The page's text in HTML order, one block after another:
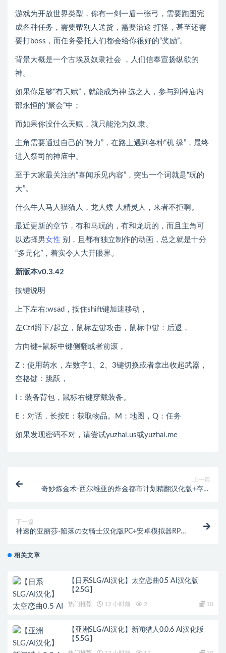
游戏为开放世界类型，你有一剑一盾一张弓，需要跑图完
成各种任务，需要帮别人送货，需要沿途 打怪，甚至还需
要打boss，而任务委托人们都会给你很好的“奖励”。
背景大概是一个古埃及奴隶社会 ，人们信奉宣扬纵欲的
神。
如果你足够“有天赋”，就能成为神 选之人，参与到神庙内
部永恒的“聚会”中；
而如果你没什么天赋，就只能沦为奴.隶。
主角需要通过自己的“努力”，在路上遇到各种“机 缘”，最终
进入祭司的神庙中。
至于大家最关注的“喜闻乐见内容”，突出一个词就是“玩的
大”。
什么牛人马人猫猫人，龙人矮 人精灵人，来者不拒啊。
最近更新的章节，有和马玩的，有和龙玩的，而且主角可
以选择男女性 别，且都有独立制作的动画，总之就是十分
“多元化”，着实令人大开眼界。
新版本v0.3.42
按键说明
上下左右:wsad，按住shift键加速移动，
左Ctrl蹲下/起立，鼠标左键攻击，鼠标中键：后退，
方向键+鼠标中键侧翻或者前滚，
Z：使用药水，左数字1、2、3键切换或者拿出收起武器，
空格键：跳跃，
I：装备背包，鼠标右键穿戴装备。
E：对话，长按E：获取物品。M：地图，Q：任务
如果发现密码不对，请尝试yuzhai.us或yuzhai.me
上一篇
奇妙炼金术-西尔维亚的炸金都市计划精翻汉化版+存档
下一篇
神速的亚丽莎-陥落の女骑士汉化版PC+安卓模拟器RPG
相关文章
【日系SLG/AI汉化】太空恋曲0.5 AI汉化版
【2.5G】
热门推荐 12 小时前 2 10
【亚洲SLG/AI汉化】新闻猎人0.0.6 AI汉化版
【5.5G】